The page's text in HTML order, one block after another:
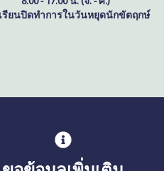
เรียนปิดทำการในวันหยุดนักขัตฤกษ์